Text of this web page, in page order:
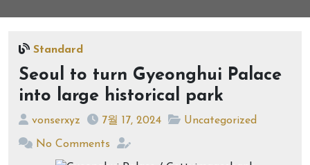
Standard
Seoul to turn Gyeonghui Palace
into large historical park
vonserxyz 7월 17, 2024 Uncategorized
No Comments